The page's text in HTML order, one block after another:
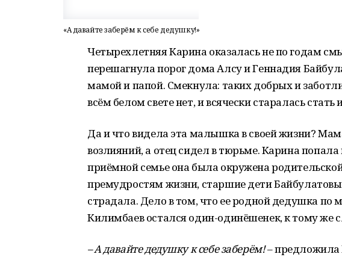
«А давайте заберём к себе дедушку!»
Четырехлетняя Карина оказалась не по годам
перешагнула порог дома Алсу и Геннадия
мамой и папой. Смекнула: таких добрых и
всём белом свете нет, и всячески старалась
Да и что видела эта малышка в своей жизни?
возлияний, а отец сидел в тюрьме. Карина попала
приёмной семье она была окружена
премудростям жизни, старшие дети
страдала. Дело в том, что ее родной дедушка
Килимбаев остался один-одинёшенек, к тому же
– А давайте дедушку к себе заберём!– предложила